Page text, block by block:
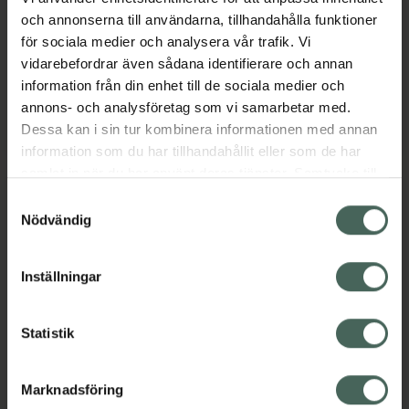
och annonserna till användarna, tillhandahålla funktioner
för sociala medier och analysera vår trafik. Vi
vidarebefordrar även sådana identifierare och annan
information från din enhet till de sociala medier och
annons- och analysföretag som vi samarbetar med.
Dessa kan i sin tur kombinera informationen med annan
information som du har tillhandahållit eller som de har
återkalla ditt samtycke via webbplatsens
cookieinställningar. Ett återkallat samtycke påverkar inte
lagligheten av behandling som skett innan återkallelsen.
Nödvändig
Inställningar
Statistik
Marknadsföring
Mask Tan Retinol
Brun utan sol. 50 ml
Pris online
242,62 kr
KöpJames Read Sleep Mask Tan Retinol,
Ansiktsolja 30 ml
Pris online
1095 kr
Köp
5 av 5 i omdöme
Ansiktskräm som
4.8 av 5 i omdöme
Pixi Retinol Eye
Ögonkräm. 25 ml